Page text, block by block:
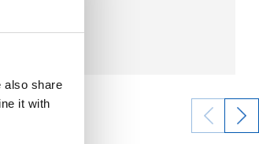
also share
it with